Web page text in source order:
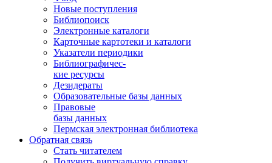
Новые поступления
Библиопоиск
Электронные каталоги
Карточные картотеки и каталоги
Указатели периодики
Библиографичес-
кие ресурсы
Дезидераты
Образовательные базы данных
Правовые
базы данных
Пермская электронная библиотека
Обратная связь
Стать читателем